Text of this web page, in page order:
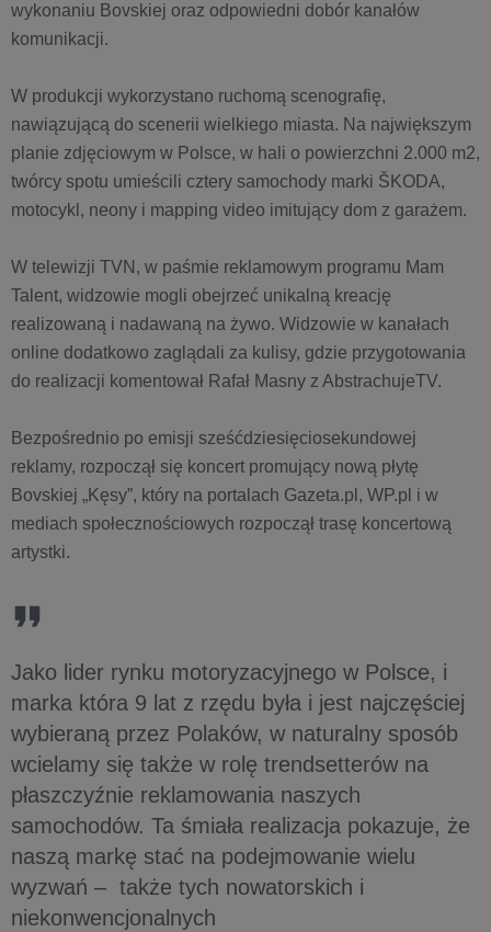
wykonaniu Bovskiej oraz odpowiedni dobór kanałów
komunikacji.
W produkcji wykorzystano ruchomą scenografię,
nawiązującą do scenerii wielkiego miasta. Na największym
planie zdjęciowym w Polsce, w hali o powierzchni 2.000 m2,
twórcy spotu umieścili cztery samochody marki ŠKODA,
motocykl, neony i mapping video imitujący dom z garażem.
W telewizji TVN, w paśmie reklamowym programu Mam
Talent, widzowie mogli obejrzeć unikalną kreację
realizowaną i nadawaną na żywo. Widzowie w kanałach
online dodatkowo zaglądali za kulisy, gdzie przygotowania
do realizacji komentował Rafał Masny z AbstrachujeTV.
Bezpośrednio po emisji sześćdziesięciosekundowej
reklamy, rozpoczął się koncert promujący nową płytę
Bovskiej „Kęsy”, który na portalach Gazeta.pl, WP.pl i w
mediach społecznościowych rozpoczął trasę koncertową
artystki.
Jako lider rynku motoryzacyjnego w Polsce, i
marka która 9 lat z rzędu była i jest najczęściej
wybieraną przez Polaków, w naturalny sposób
wcielamy się także w rolę trendsetterów na
płaszczyźnie reklamowania naszych
samochodów. Ta śmiała realizacja pokazuje, że
naszą markę stać na podejmowanie wielu
wyzwań – także tych nowatorskich i
niekonwencjonalnych